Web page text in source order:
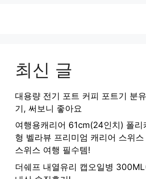
최신 글
대용량 전기 포트 커피 포트기 분
기, 써보니 좋아요
여행용캐리어 61cm(24인치) 폴리
형 벨라뷰 프리미엄 캐리어 스위
스위스 여행 필수템!
더쉐프 내열유리 캡오일병